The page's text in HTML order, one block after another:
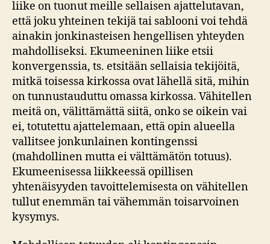
liike on tuonut meille sellaisen ajattelutavan,
että joku yhteinen tekijä tai sablooni voi tehdä
ainakin jonkinasteisen hengellisen yhteyden
mahdolliseksi. Ekumeeninen liike etsii
konvergenssia, ts. etsitään sellaisia tekijöitä,
mitkä toisessa kirkossa ovat lähellä sitä, mihin
on tunnustauduttu omassa kirkossa. Vähitellen
meitä on, välittämättä siitä, onko se oikein vai
ei, totutettu ajattelemaan, että opin alueella
vallitsee jonkunlainen kontingenssi
(mahdollinen mutta ei välttämätön totuus).
Ekumeenisessa liikkeessä opillisen
yhtenäisyyden tavoittelemisesta on vähitellen
tullut enemmän tai vähemmän toisarvoinen
kysymys.